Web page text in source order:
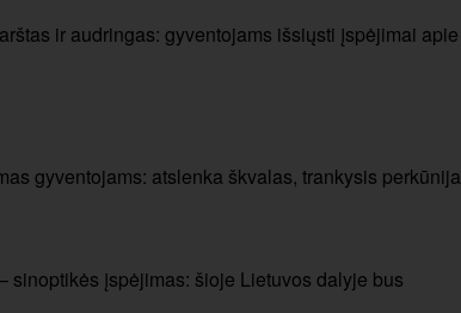
ir audringas: gyventojams išsiųsti įspėjimai apie
gyventojams: atslenka škvalas, trankysis perkūnija
sinoptikės įspėjimas: šioje Lietuvos dalyje bus